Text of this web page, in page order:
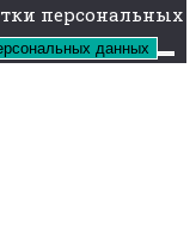
персональных
данных